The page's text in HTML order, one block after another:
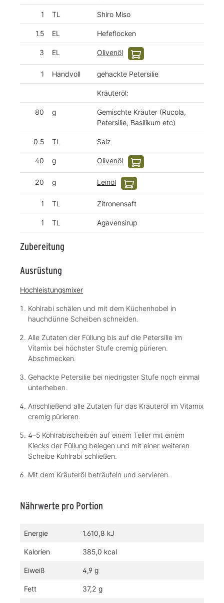
1 TL Shiro Miso
1.5 EL Hefeflocken
3 EL Olivenöl
1 Handvoll gehackte Petersilie
Kräuteröl:
80 g
Gemischte Kräuter (Rucola,
Petersilie, Basilikum etc)
0.5 TL Salz
40 g Olivenöl
20 g Leinöl
1 TL Zitronensaft
1 TL Agavensirup
Zubereitung
Ausrüstung
Hochleistungsmixer
Kohlrabi schälen und mit dem Küchenhobel in
hauchdünne Scheiben schneiden.
Alle Zutaten der Füllung bis auf die Petersilie im
Vitamix bei höchster Stufe cremig pürieren.
Abschmecken.
Gehackte Petersilie bei niedrigster Stufe noch einmal
unterheben.
Anschließend alle Zutaten für das Kräuteröl im Vitamix
cremig pürieren.
4–5 Kohlrabischeiben auf einem Teller mit einem
Klecks der Füllung belegen und mit einer weiteren
Scheibe Kohlrabi schließen.
Mit dem Kräuteröl beträufeln und servieren.
Nährwerte pro Portion
Energie 1.610,8 kJ
Kalorien 385,0 kcal
Eiweiß 4,9 g
Fett 37,2 g